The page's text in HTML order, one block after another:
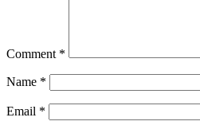
Comment *
Name *
Email *